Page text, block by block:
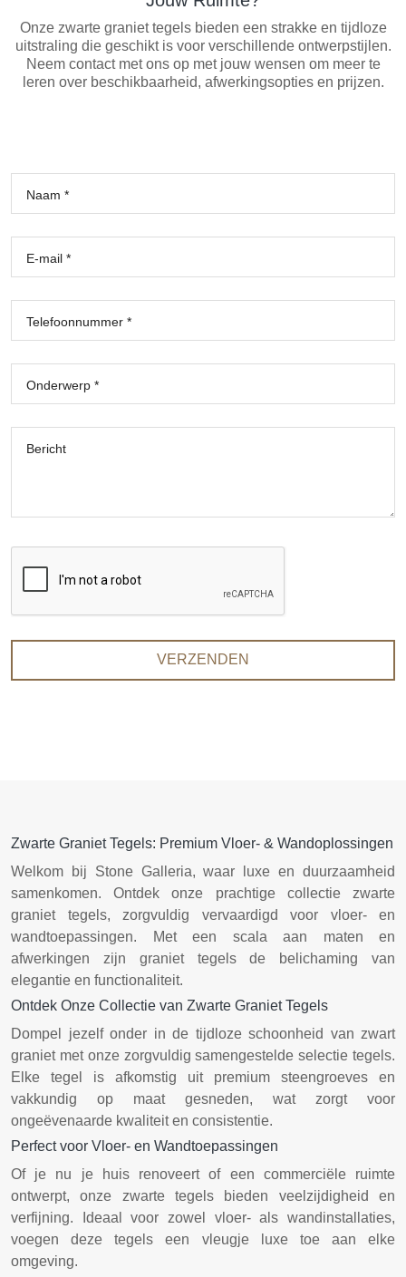
Onze zwarte graniet tegels bieden een strakke en tijdloze
uitstraling die geschikt is voor verschillende ontwerpstijlen.
Neem contact met ons op met jouw wensen om meer te
leren over beschikbaarheid, afwerkingsopties en prijzen.
Naam *
E-mail *
Telefoonnummer *
Onderwerp *
Bericht
VERZENDEN
Zwarte Graniet Tegels: Premium Vloer- & Wandoplossingen
Welkom bij Stone Galleria, waar luxe en duurzaamheid
samenkomen. Ontdek onze prachtige collectie zwarte
graniet tegels, zorgvuldig vervaardigd voor vloer- en
wandtoepassingen. Met een scala aan maten en
afwerkingen zijn graniet tegels de belichaming van
elegantie en functionaliteit.
Ontdek Onze Collectie van Zwarte Graniet Tegels
Dompel jezelf onder in de tijdloze schoonheid van zwart
graniet met onze zorgvuldig samengestelde selectie tegels.
Elke tegel is afkomstig uit premium steengroeves en
vakkundig op maat gesneden, wat zorgt voor
ongeëvenaarde kwaliteit en consistentie.
Perfect voor Vloer- en Wandtoepassingen
Of je nu je huis renoveert of een commerciële ruimte
ontwerpt, onze zwarte tegels bieden veelzijdigheid en
verfijning. Ideaal voor zowel vloer- als wandinstallaties,
voegen deze tegels een vleugje luxe toe aan elke
omgeving.